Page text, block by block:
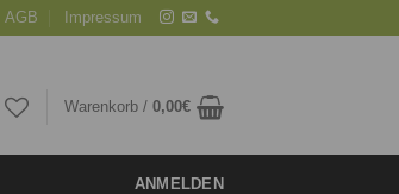
AGB Impressum
Warenkorb / 0,00€
ANMELDEN